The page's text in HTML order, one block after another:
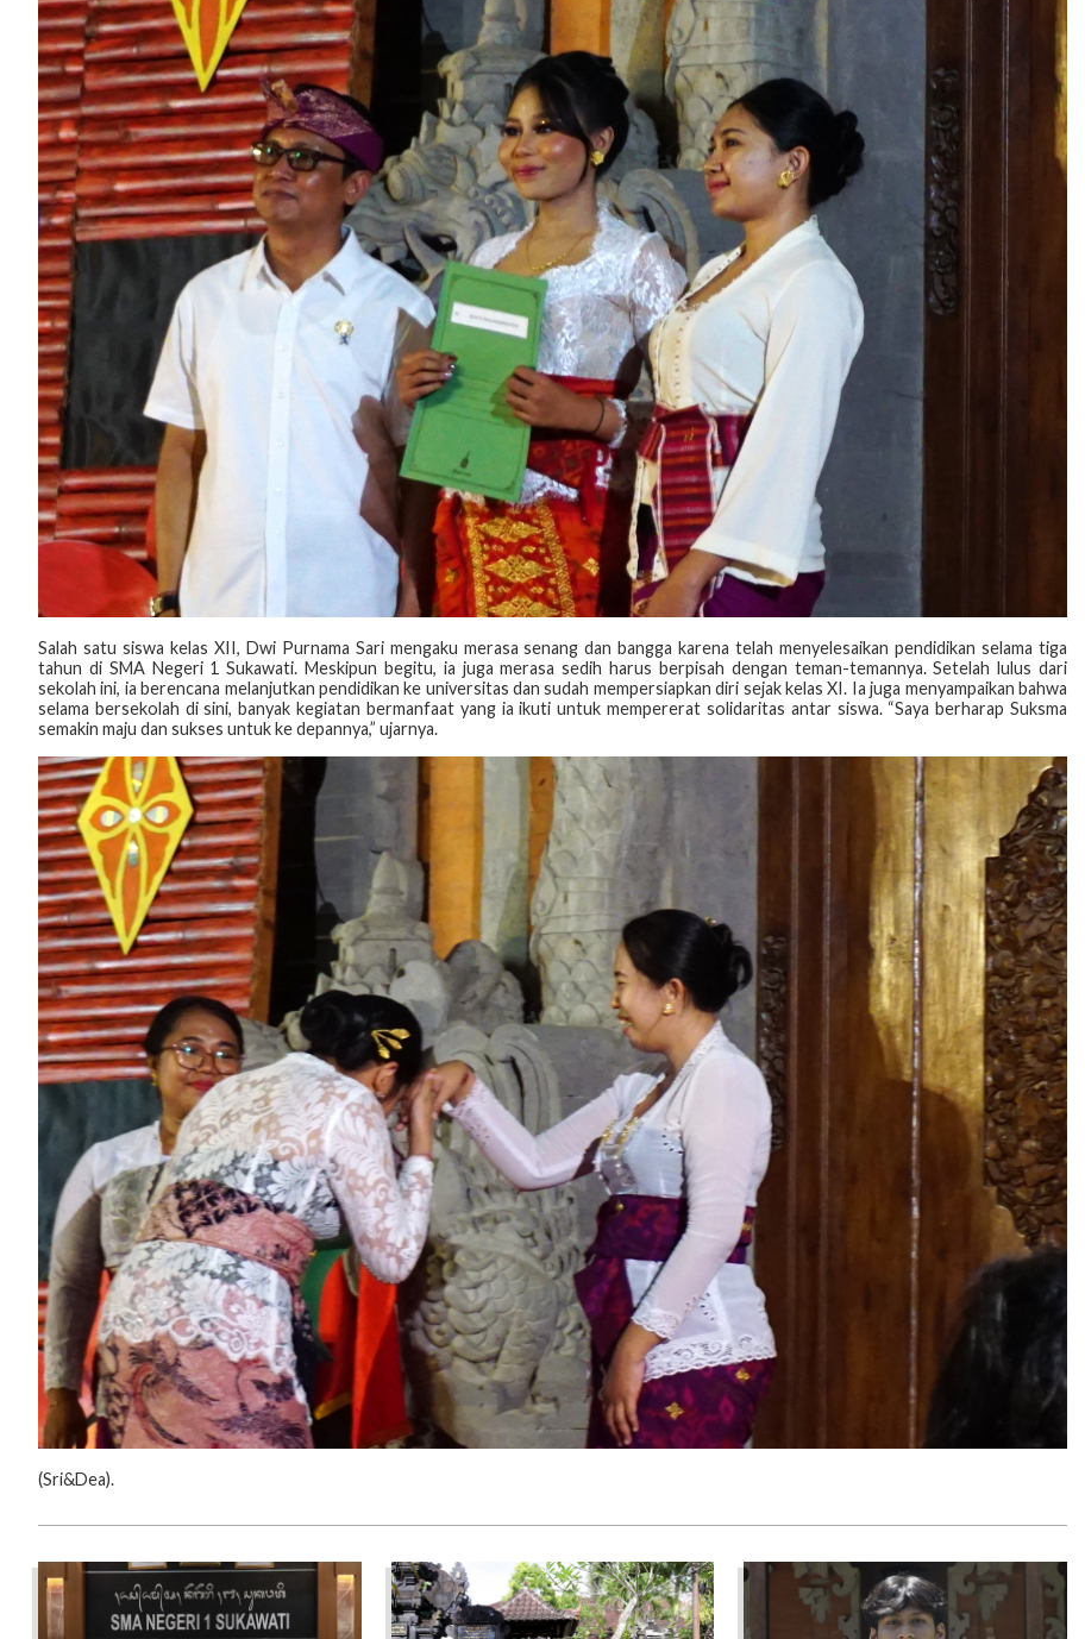
‎Salah satu siswa kelas XII, Dwi Purnama Sari mengaku merasa senang dan bangga karena telah menyelesaikan pendidikan selama tiga
tahun di SMA Negeri 1 Sukawati. Meskipun begitu, ia juga merasa sedih harus berpisah dengan teman-temannya. Setelah lulus dari
sekolah ini, ia berencana melanjutkan pendidikan ke universitas dan sudah mempersiapkan diri sejak kelas XI. Ia juga menyampaikan bahwa
selama bersekolah di sini, banyak kegiatan bermanfaat yang ia ikuti untuk mempererat solidaritas antar siswa. “Saya berharap Suksma
semakin maju dan sukses untuk ke depannya,” ujarnya.
‎(‎Sri&Dea).